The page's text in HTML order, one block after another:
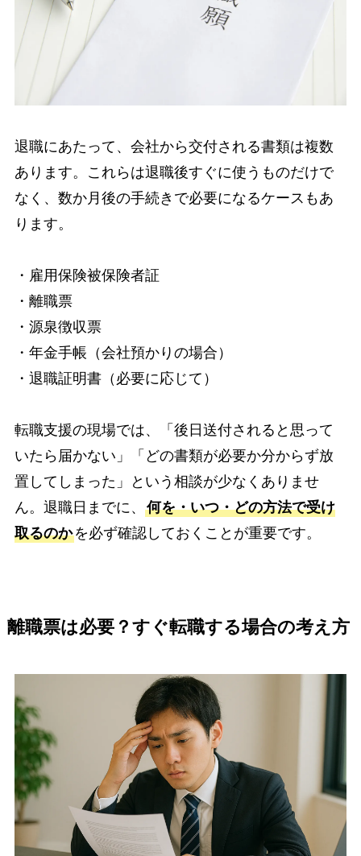
退職にあたって、会社から交付される書類は複数
あります。これらは退職後すぐに使うものだけで
なく、数か月後の手続きで必要になるケースもあ
ります。
・雇用保険被保険者証
・離職票
・源泉徴収票
・年金手帳（会社預かりの場合）
・退職証明書（必要に応じて）
転職支援の現場では、「後日送付されると思って
いたら届かない」「どの書類が必要か分からず放
置してしまった」という相談が少なくありませ
ん。退職日までに、 何を・いつ・どの方法で受け
取るのかを必ず確認しておくことが重要です。
離職票は必要？すぐ転職する場合の考え方